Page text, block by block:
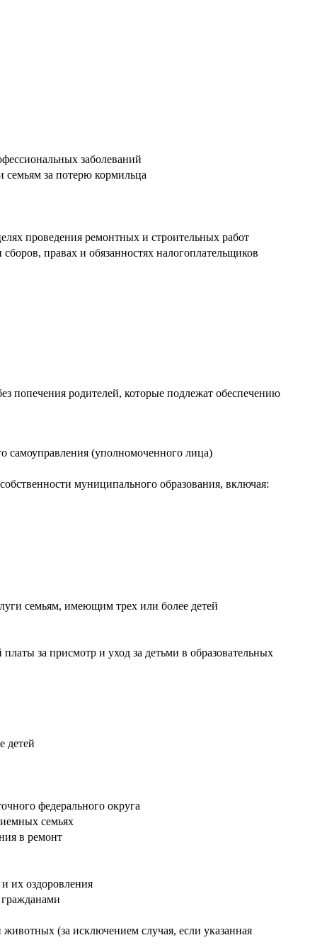
заболеваний
семьям за потерю кормильца
проведения ремонтных и строительных работ
правах и обязанностях налогоплательщиков
попечения родителей, которые подлежат обеспечению
самоуправления (уполномоченного лица)
муниципального образования, включая:
семьям, имеющим трех или более детей
за присмотр и уход за детьми в образовательных
детей
федерального округа
семьях
в ремонт
их оздоровления
(за исключением случая, если указанная